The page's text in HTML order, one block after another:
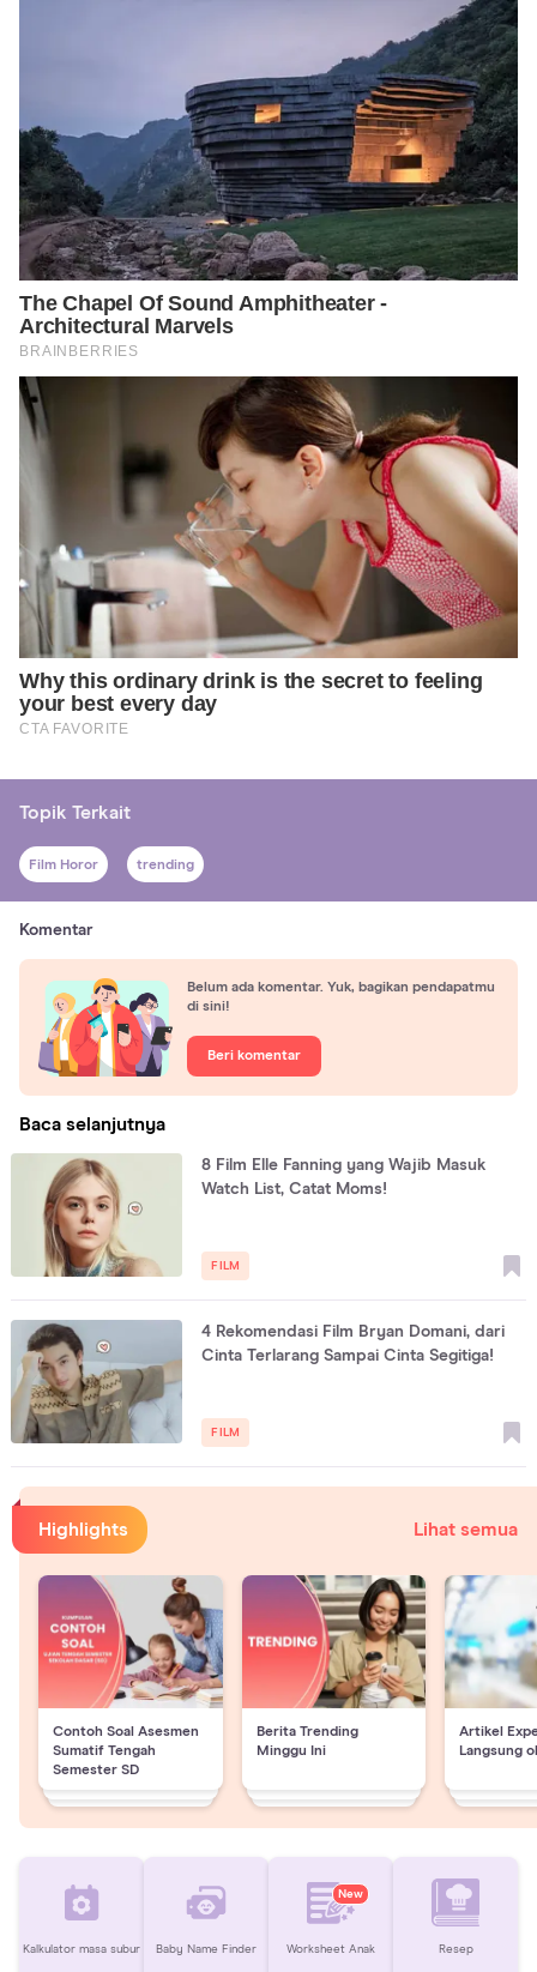
Topik Terkait
Film Horor trending
Komentar
Belum ada komentar. Yuk, bagikan pendapatmu
di sini!
Beri komentar
Baca selanjutnya
8 Film Elle Fanning yang Wajib Masuk
Watch List, Catat Moms!
FILM
4 Rekomendasi Film Bryan Domani, dari
Cinta Terlarang Sampai Cinta Segitiga!
FILM
Highlights Lihat semua
Contoh Soal Asesmen
Sumatif Tengah
Semester SD
Berita Trending
Minggu Ini
Artikel
Langsung
Kalkulator masa subur Baby Name Finder
New
Worksheet Anak Resep